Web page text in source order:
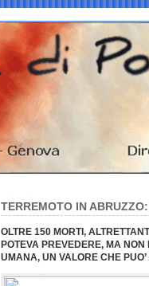
TERREMOTO IN
OLTRE 150 MORTI,
POTEVA PREVEDERE, MA
UMANA, UN VALORE CHE